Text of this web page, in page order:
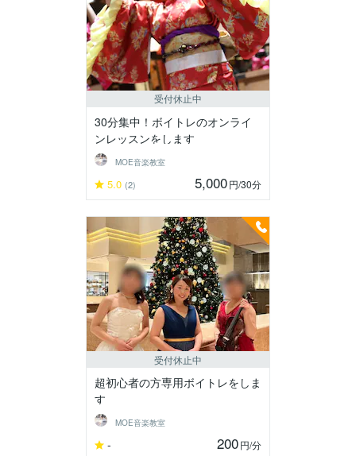
受付休止中
30分集中！ボイトレのオンライ
ンレッスンをします
MOE音楽教室
5.0 (2) 5,000円/30分
受付休止中
超初心者の方専用ボイトレをしま
す
MOE音楽教室
- 200円/分